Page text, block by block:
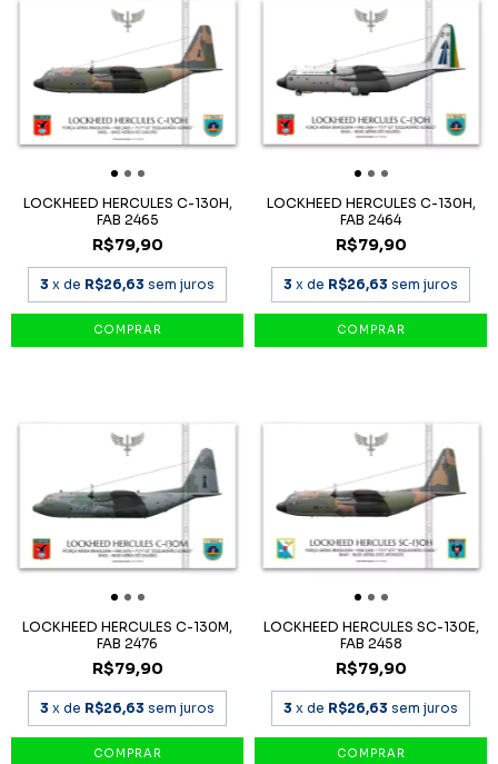
LOCKHEED HERCULES C-130H,
FAB 2465
R$79,90
3 x de R$26,63 sem juros
LOCKHEED HERCULES C-130H,
FAB 2464
R$79,90
3 x de R$26,63 sem juros
LOCKHEED HERCULES C-130M,
FAB 2476
R$79,90
3 x de R$26,63 sem juros
LOCKHEED HERCULES SC-130E,
FAB 2458
R$79,90
3 x de R$26,63 sem juros